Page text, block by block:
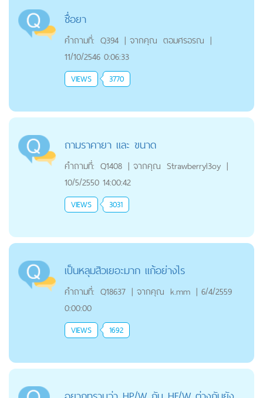
ชื่อยา
คำถามที่: Q394 | จากคุณ ตอมศรอรณ |
11/10/2546 0:06:33
VIEWS 3770
ถามราคายา และ ขนาด
คำถามที่: Q1408 | จากคุณ Strawberryl3oy |
10/5/2550 14:00:42
VIEWS 3031
เป็นหลุมสิวเยอะมาก แก้อย่างไร
คำถามที่: Q18637 | จากคุณ k.mm | 6/4/2559
0:00:00
VIEWS 1692